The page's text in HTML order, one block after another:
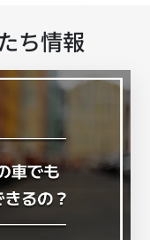
ち情報